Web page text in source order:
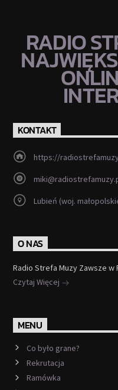
RADIO
KONTAKT
https://
Lubień (woj.
O NAS
Radio Strefa Muzy Zawsze
Czytaj Więcej
MENU
Co było grane?
Rekrutacja
Ramówka